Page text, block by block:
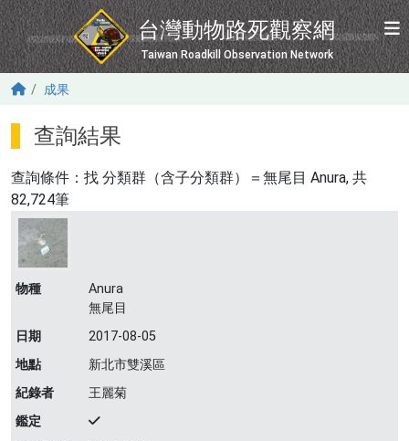
移至主內容
台灣動物路死觀察網
Taiwan Roadkill Observation Network
成果
查詢結果
查詢條件：找 分類群（含子分類群）＝無尾目 Anura, 共
82,724筆
物種
Anura
無尾目
日期
2017-08-05
地點
新北市雙溪區
紀錄者
王麗菊
鑑定